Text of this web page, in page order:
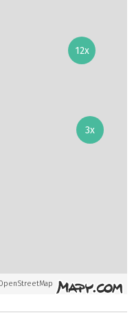
12x
3x